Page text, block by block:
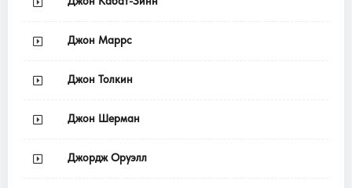
Джон Маррс
Джон Толкин
Джон Шерман
Джордж Оруэлл